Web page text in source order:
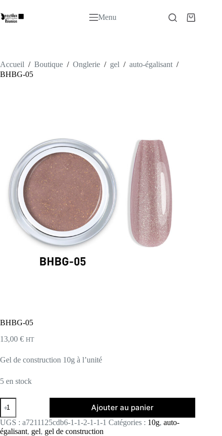
au
contenu
Menu
Panier
Accueil / Boutique / Onglerie / gel / auto-égalisant /
BHBG-05
BHBG-05
13,00 € HT
Gel de construction 10g à l’unité
5 en stock
quantité
de
BHBG-
05
Ajouter au panier
UGS : a7211125cdb6-1-1-2-1-1-1 Catégories : 10g, auto-
égalisant, gel, gel de construction